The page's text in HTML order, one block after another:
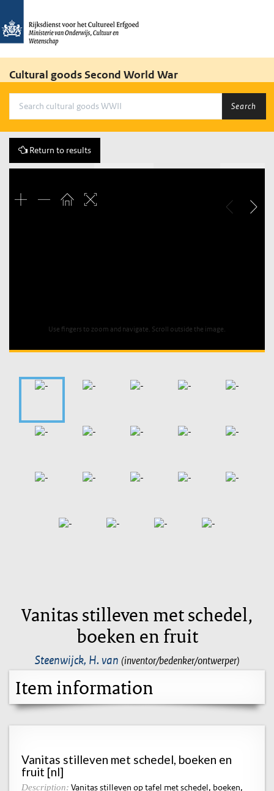
Cultural goods Second World War
Search
Return to results
Use fingers to zoom and navigate. Scroll outside the image.
Vanitas stilleven met schedel,
boeken en fruit
Steenwijck, H. van (inventor/bedenker/ontwerper)
Item information
Vanitas stilleven met schedel, boeken en
fruit [nl]
Description: Vanitas stilleven op tafel met schedel, boeken,